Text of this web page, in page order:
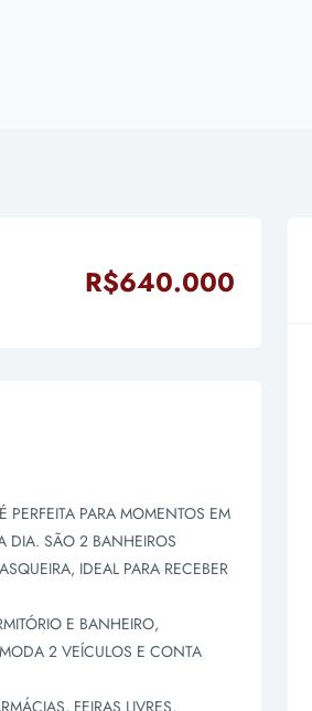
R$640.000
PARA MOMENTOS EM
DIA. SÃO 2 BANHEIROS
IDEAL PARA RECEBER
E BANHEIRO,
2 VEÍCULOS E CONTA
FEIRAS LIVRES,